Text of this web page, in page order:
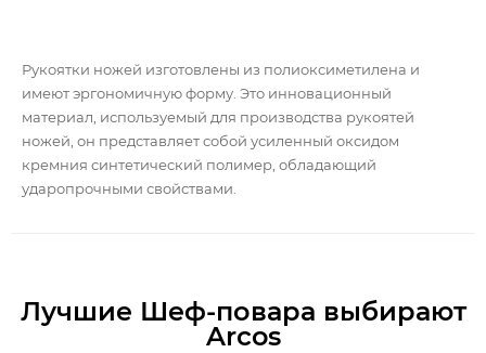
Рукоятки ножей изготовлены из полиоксиметилена и
имеют эргономичную форму. Это инновационный
материал, используемый для производства рукоятей
ножей, он представляет собой усиленный оксидом
кремния синтетический полимер, обладающий
ударопрочными свойствами.
Лучшие Шеф-повара выбирают
Arcos